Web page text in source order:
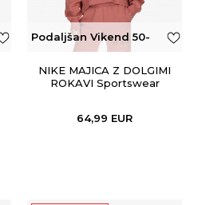
Podaljšan Vikend 50-
100€
NIKE MAJICA Z DOLGIMI
ROKAVI Sportswear
64,99 EUR